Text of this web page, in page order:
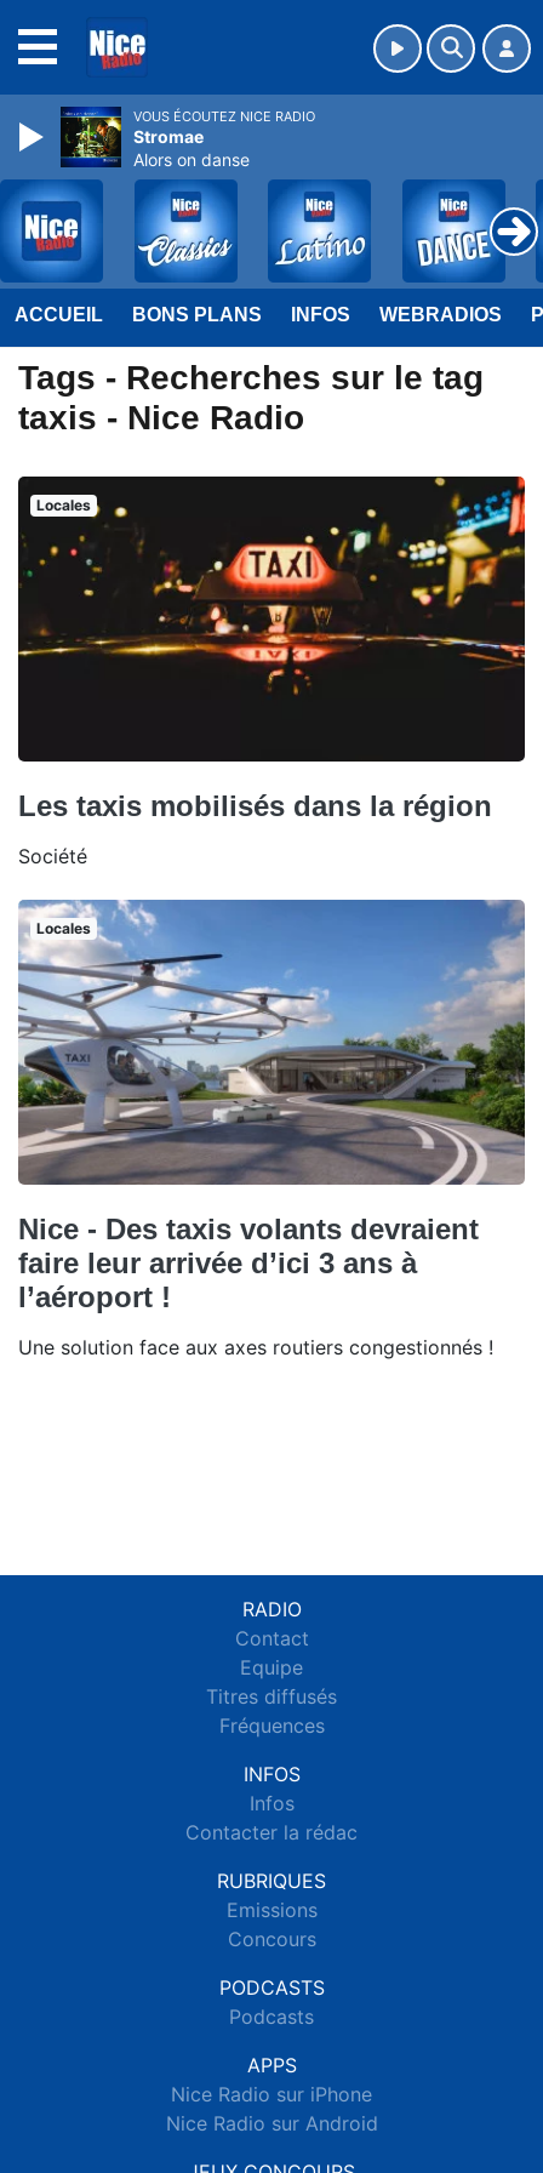
ACCUEIL BONS PLANS INFOS WEBRADIOS
Tags - Recherches sur le tag
taxis - Nice Radio
Locales
Les taxis mobilisés dans la région
Société
Locales
Nice - Des taxis volants devraient
faire leur arrivée d’ici 3 ans à
l’aéroport !
Une solution face aux axes routiers congestionnés !
RADIO
Contact
Equipe
Titres diffusés
Fréquences
INFOS
Infos
Contacter la rédac
RUBRIQUES
Emissions
Concours
PODCASTS
Podcasts
APPS
Nice Radio sur iPhone
Nice Radio sur Android
VOUS ÉCOUTEZ NICE RADIO
Stromae
Alors on danse